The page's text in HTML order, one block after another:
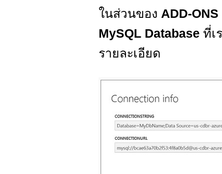
ในส่วนของ ADD-ONS
MySQL Database ที่เ
รายละเอียด